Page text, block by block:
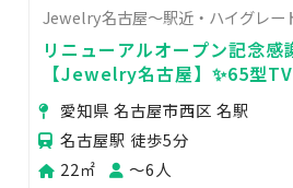
Jewelry名古屋～駅近・ハイグレー
リニューアルオープン記念感
【Jewelry名古屋】✨65型
ァニーブルー×大理石💎💝デ
愛知県 名古屋市西区 名駅
名古屋駅 徒歩5分
22㎡
〜6人